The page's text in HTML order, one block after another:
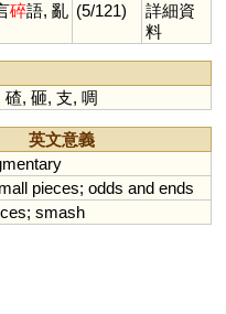
碎語, 亂 (5/121)
詳細資
料
碴, 砸, 支, 啁
英文意義
pieces; odds and ends
; smash